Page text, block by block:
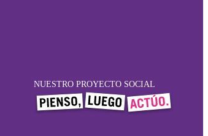
NUESTRO PROYECTO SOCIAL